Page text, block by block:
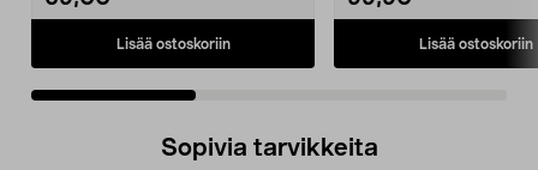
Lisää ostoskoriin Lisää ostoskoriin
Sopivia tarvikkeita